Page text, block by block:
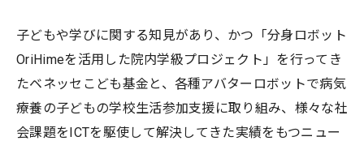
子どもや学びに関する知見があり、かつ「分身ロボット
OriHimeを活用した院内学級プロジェクト」を行ってき
たベネッセこども基金と、各種アバターロボットで病気
療養の子どもの学校生活参加支援に取り組み、様々な社
会課題をICTを駆使して解決してきた実績をもつニュー